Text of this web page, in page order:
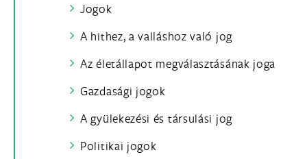
Jogok
A hithez, a valláshoz való jog
Az életállapot megválasztásának joga
Gazdasági jogok
A gyülekezési és társulási jog
Politikai jogok